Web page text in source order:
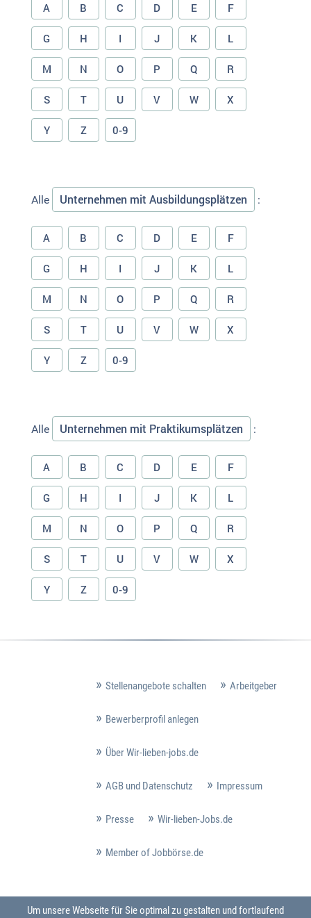
A B C D E F
G H I J K L
M N O P Q R
S T U V W X
Y Z 0-9
Alle Unternehmen mit Ausbildungsplätzen :
A B C D E F
G H I J K L
M N O P Q R
S T U V W X
Y Z 0-9
Alle Unternehmen mit Praktikumsplätzen :
A B C D E F
G H I J K L
M N O P Q R
S T U V W X
Y Z 0-9
Stellenangebote schalten Arbeitgeber
Bewerberprofil anlegen
Über Wir-lieben-jobs.de
AGB und Datenschutz Impressum
Presse Wir-lieben-Jobs.de
Member of Jobbörse.de
Um unsere Webseite für Sie optimal zu gestalten und fortlaufend